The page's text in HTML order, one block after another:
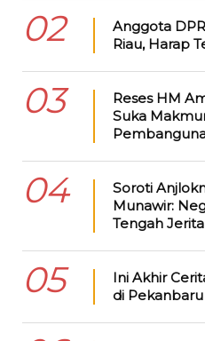
02
Anggota
Riau, Harap
03
Reses HM
Suka
04
Soroti
Munawir:
Tengah
05
Ini Akhir
di Pekanbaru